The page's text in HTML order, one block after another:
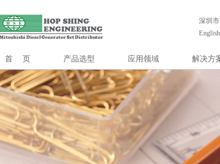
统工程设计、安装、调试、维护和大修等一站式解决方案。
合成工程
MGS系列
MGS-HV系列
MOG
控制系统
并机控制
切换开关
深圳
English
首页 产品选型 应用领域 解决方
MGS系列
MGS-HV系列
MOG
控制系统
并机控制系统
切换开关柜
通信行业
数据中心
金融行业
机场及航空管制
医疗系统
发电厂黑起动
模块式